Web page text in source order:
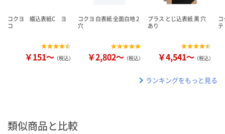
コクヨ 綴込表紙C ヨ
コ
￥151～ （税込）
コクヨ 白表紙 全面白地 2
穴
￥2,802～ （税込）
プラス とじ込表紙 黒 穴
あり
￥4,541～ （税込）
テ
ランキングをもっと見る
類似商品と比較